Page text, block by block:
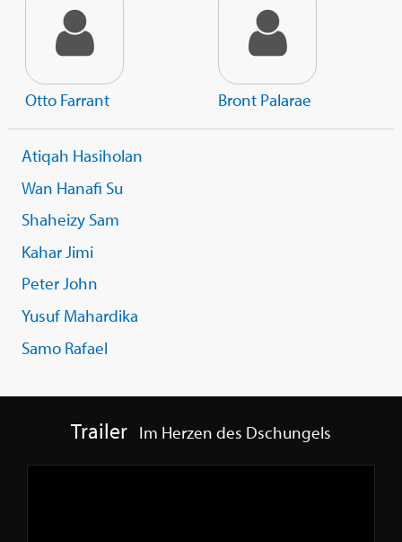
Otto Farrant Bront Palarae
Atiqah Hasiholan
Wan Hanafi Su
Shaheizy Sam
Kahar Jimi
Peter John
Yusuf Mahardika
Samo Rafael
Trailer Im Herzen des Dschungels